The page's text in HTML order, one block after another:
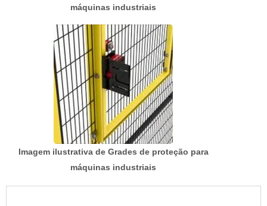
máquinas industriais
Imagem ilustrativa de Grades de proteção para
máquinas industriais